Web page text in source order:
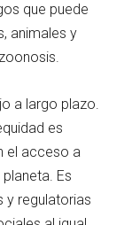
que puede
animales y
a largo plazo.
es
el acceso a
Es
y regulatorias